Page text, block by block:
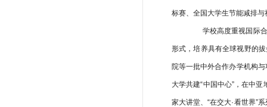
标赛、全国大学生节能减排
学校高度重视国际合
形式，培养具有全球视野的
院等一批中外合作办学机构
大学共建“中国中心”，在中
家大讲堂、“在交大·看世界”